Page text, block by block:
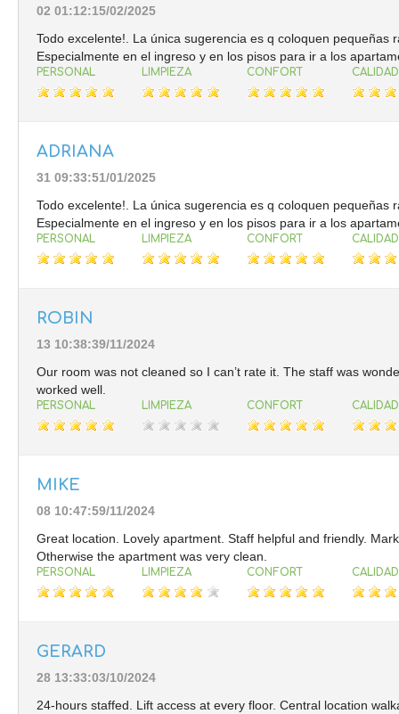
02 01:12:15/02/2025
Todo excelente!. La única sugerencia es q coloquen
Especialmente en el ingreso y en los pisos para ir a los
PERSONAL LIMPIEZA CONFORT
ADRIANA
31 09:33:51/01/2025
Todo excelente!. La única sugerencia es q coloquen
Especialmente en el ingreso y en los pisos para ir a los
PERSONAL LIMPIEZA CONFORT
ROBIN
13 10:38:39/11/2024
Our room was not cleaned so I can’t rate it. The staff was
worked well.
PERSONAL LIMPIEZA CONFORT
MIKE
08 10:47:59/11/2024
Great location. Lovely apartment. Staff helpful and friendly.
Otherwise the apartment was very clean.
PERSONAL LIMPIEZA CONFORT
GERARD
28 13:33:03/10/2024
24-hours staffed. Lift access at every floor. Central location